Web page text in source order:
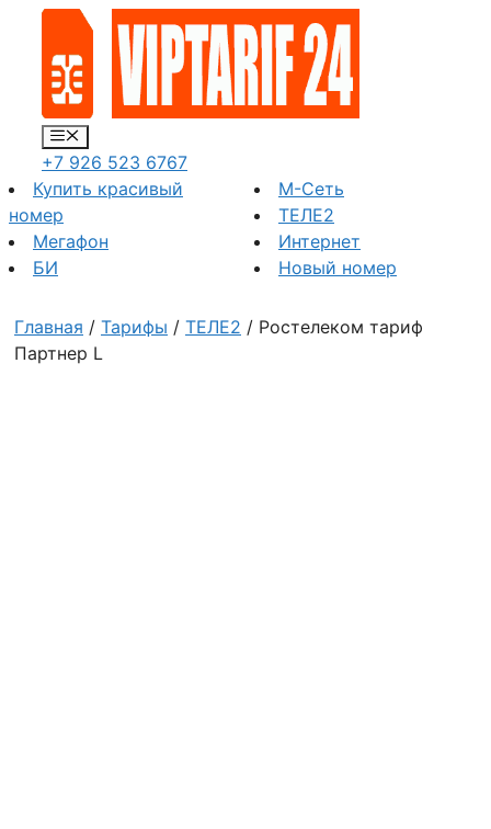
содержимому
Меню
+7 926 523 6767
Купить красивый
номер
Мегафон
БИ
М-Сеть
ТЕЛЕ2
Интернет
Новый номер
Главная / Тарифы / ТЕЛЕ2 / Ростелеком тариф
Партнер L